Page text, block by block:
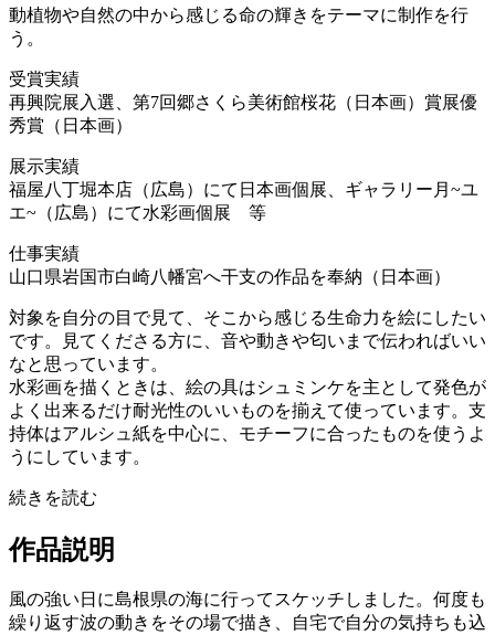
動植物や自然の中から感じる命の輝きをテーマに制作を行
う。
受賞実績
再興院展入選、第7回郷さくら美術館桜花（日本画）賞展優
秀賞（日本画）
展示実績
福屋八丁堀本店（広島）にて日本画個展、ギャラリー月~ユ
エ~（広島）にて水彩画個展 等
仕事実績
山口県岩国市白崎八幡宮へ干支の作品を奉納（日本画）
対象を自分の目で見て、そこから感じる生命力を絵にしたい
です。見てくださる方に、音や動きや匂いまで伝わればいい
なと思っています。
水彩画を描くときは、絵の具はシュミンケを主として発色が
よく出来るだけ耐光性のいいものを揃えて使っています。支
持体はアルシュ紙を中心に、モチーフに合ったものを使うよ
うにしています。
続きを読む
作品説明
風の強い日に島根県の海に行ってスケッチしました。何度も
繰り返す波の動きをその場で描き、自宅で自分の気持ちも込